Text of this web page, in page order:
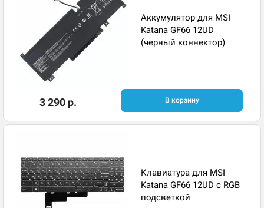
Аккумулятор для MSI
Katana GF66 12UD
(черный коннектор)
3 290 р. В корзину
Клавиатура для MSI
Katana GF66 12UD с RGB
подсветкой